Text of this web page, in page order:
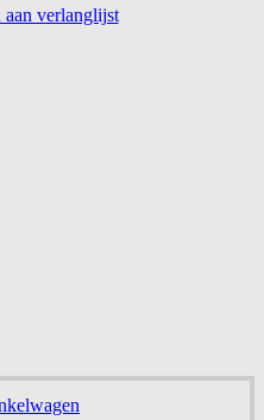
aan verlanglijst